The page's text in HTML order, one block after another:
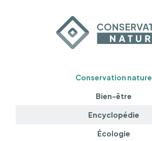
Conservation nature
Bien-être
Encyclopédie
Écologie